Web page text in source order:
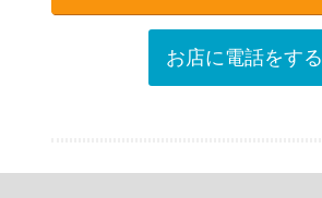
お店に電話をする